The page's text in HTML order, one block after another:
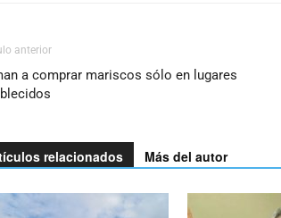
anterior
a comprar mariscos sólo en lugares
relacionados Más del autor